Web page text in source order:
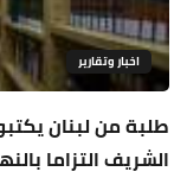
اخبار وتقارير
طلبة من لبنان
الشريف التزاما